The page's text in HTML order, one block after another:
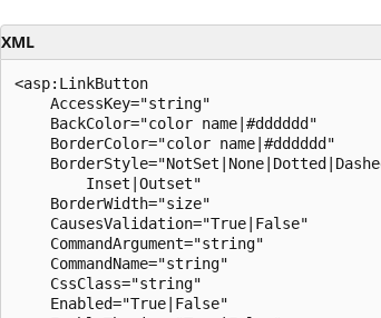
XML
<asp:LinkButton
    AccessKey="string"
    BackColor="color name|#dddddd"
    BorderColor="color name|#dddddd"
        Inset|Outset"
    BorderWidth="size"
    CausesValidation="True|False"
    CommandArgument="string"
    CommandName="string"
    CssClass="string"
    Enabled="True|False"